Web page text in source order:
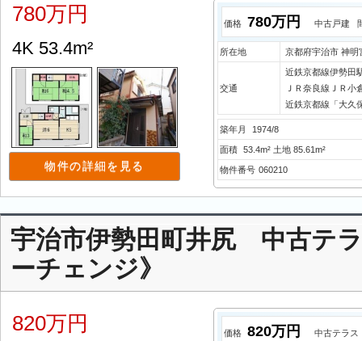
780万円
4K 53.4m²
物件の詳細を見る
価格 780万円 中古戸建
所在地 京都府宇治市 神明
交通
近鉄京都線伊勢田
ＪＲ奈良線ＪＲ小
近鉄京都線「大久
築年月 1974/8
面積 53.4m² 土地 85.61m²
物件番号 060210
宇治市伊勢田町井尻 中古テ
ーチェンジ》
820万円 価格 820万円 中古テラス